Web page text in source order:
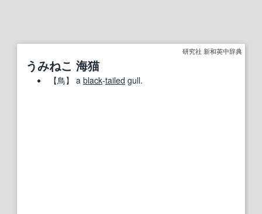
研究社 新和英中辞典
うみねこ 海猫
【鳥】 a black‐tailed gull.